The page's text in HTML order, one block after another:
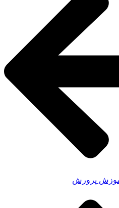
پرورش